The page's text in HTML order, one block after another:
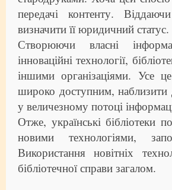
передачі контенту.
визначити її юридичний статус.
Створюючи власні
інноваційні технології,
іншими організаціями. Усе
широко доступним, наблизити
у величезному потоці
Отже, українські бібліотеки
новими технологіями,
Використання новітніх
бібліотечної справи загалом.